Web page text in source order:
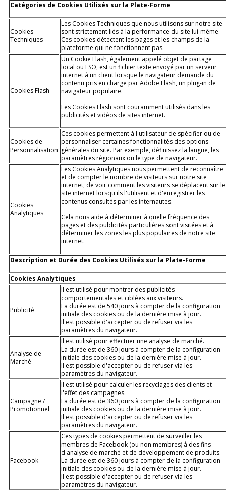
Catégories de Cookies Utilisés sur la Plate-Forme
Cookies
Techniques
Les Cookies Techniques que nous utilisons sur notre site
sont strictement liés à la performance du site lui-même.
Ces cookies détectent les pages et les champs de la
plateforme qui ne fonctionnent pas.
Cookies Flash
Un Cookie Flash, également appelé objet de partage
local ou LSO, est un fichier texte envoyé par un serveur
internet à un client lorsque le navigateur demande du
contenu pris en charge par Adobe Flash, un plug-in de
navigateur populaire.
Les Cookies Flash sont couramment utilisés dans les
publicités et vidéos de sites internet.
Cookies de
Personnalisation
Ces cookies permettent à l'utilisateur de spécifier ou de
personnaliser certaines fonctionnalités des options
générales du site. Par exemple, définissez la langue, les
paramètres régionaux ou le type de navigateur.
Cookies
Analytiques
Les Cookies Analytiques nous permettent de reconnaître
et de compter le nombre de visiteurs sur notre site
internet, de voir comment les visiteurs se déplacent sur le
site internet lorsqu'ils l'utilisent et d'enregistrer les
contenus consultés par les internautes.
Cela nous aide à déterminer à quelle fréquence des
pages et des publicités particulières sont visitées et à
déterminer les zones les plus populaires de notre site
internet.
Description et Durée des Cookies Utilisés sur la Plate-Forme
Cookies Analytiques
Publicité
Il est utilisé pour montrer des publicités
comportementales et ciblées aux visiteurs.
La durée est de 540 jours à compter de la configuration
initiale des cookies ou de la dernière mise à jour.
Il est possible d'accepter ou de refuser via les
paramètres du navigateur.
Analyse de
Marché
Il est utilisé pour effectuer une analyse de marché.
La durée est de 360 jours à compter de la configuration
initiale des cookies ou de la dernière mise à jour.
Il est possible d'accepter ou de refuser via les
paramètres du navigateur.
Campagne /
Promotionnel
Il est utilisé pour calculer les recyclages des clients et
l'effet des campagnes.
La durée est de 360 jours à compter de la configuration
initiale des cookies ou de la dernière mise à jour.
Il est possible d'accepter ou de refuser via les
paramètres du navigateur.
Facebook
Ces types de cookies permettent de surveiller les
membres de Facebook (ou non membres) à des fins
d'analyse de marché et de développement de produits.
La durée est de 360 jours à compter de la configuration
initiale des cookies ou de la dernière mise à jour.
Il est possible d'accepter ou de refuser via les
paramètres du navigateur.